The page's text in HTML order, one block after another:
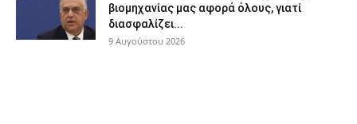
βιομηχανίας μας αφορά όλους, γιατί
διασφαλίζει...
9 Αυγούστου 2026